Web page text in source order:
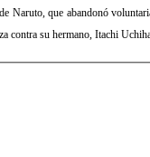
Naruto, que abandonó
contra su hermano, Itachi